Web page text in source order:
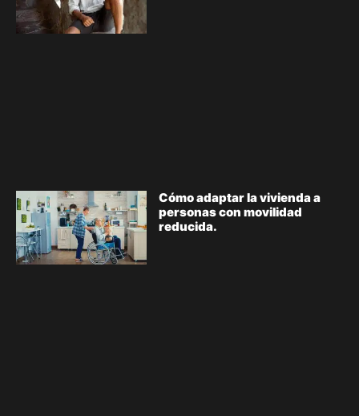
Cómo adaptar la vivienda a
personas con movilidad
reducida.